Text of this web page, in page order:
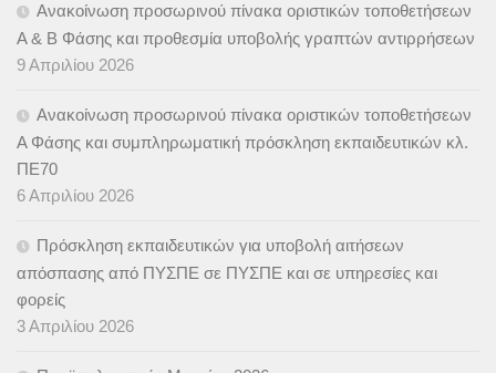
Ανακοίνωση προσωρινού πίνακα οριστικών τοποθετήσεων
Α & B Φάσης και προθεσμία υποβολής γραπτών αντιρρήσεων
9 Απριλίου 2026
Ανακοίνωση προσωρινού πίνακα οριστικών τοποθετήσεων
Α Φάσης και συμπληρωματική πρόσκληση εκπαιδευτικών κλ.
ΠΕ70
6 Απριλίου 2026
Πρόσκληση εκπαιδευτικών για υποβολή αιτήσεων
απόσπασης από ΠΥΣΠΕ σε ΠΥΣΠΕ και σε υπηρεσίες και
φορείς
3 Απριλίου 2026